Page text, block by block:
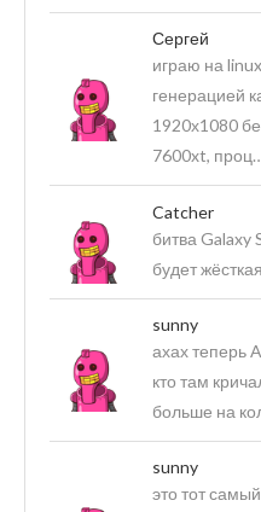
Сергей
играю на
генерацией
1920х1080
7600xt,
Catcher
битва Galaxy
будет
sunny
ахах теперь
кто там
больше на
sunny
это тот